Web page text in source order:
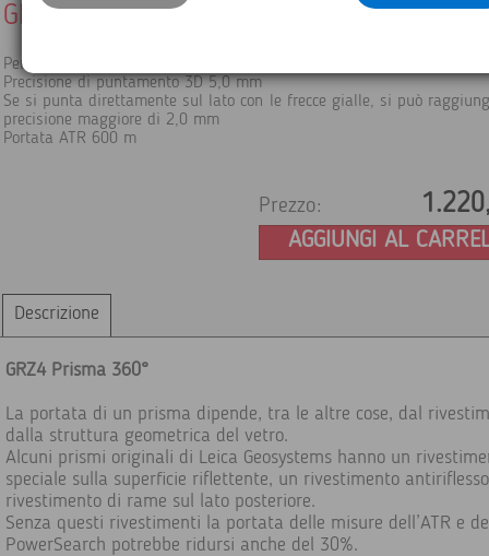
GRZ4 Prisma a 360°
Per tutte le applicazioni robotiche TPS realizzate con una palina.
Precisione di puntamento 3D 5,0 mm
Se si punta direttamente sul lato con le frecce gialle, si può
precisione maggiore di 2,0 mm
Portata ATR 600 m
Prezzo:
AGGIUNGI AL
Descrizione
GRZ4 Prisma 360°
La portata di un prisma dipende, tra le altre cose, dal
dalla struttura geometrica del vetro.
Alcuni prismi originali di Leica Geosystems hanno un
speciale sulla superficie riflettente, un rivestimento
rivestimento di rame sul lato posteriore.
Senza questi rivestimenti la portata delle misure dell’ATR e
PowerSearch potrebbe ridursi anche del 30%.